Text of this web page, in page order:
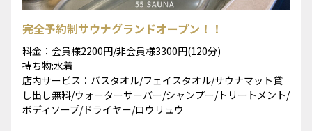
完全予約制サウナグランドオープン！！
料金：会員様2200円/非会員様3300円(120分)
持ち物:水着
店内サービス：バスタオル/フェイスタオル/サウナマット貸
し出し無料/ウォーターサーバー/シャンプー/トリートメント/
ボディソープ/ドライヤー/ロウリュウ